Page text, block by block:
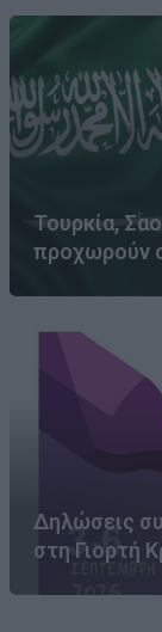
Τουρκία,
προχωρούν
Δηλώσεις
στη Γιορτή